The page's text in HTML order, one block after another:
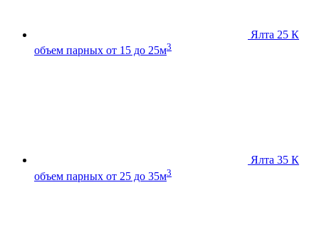
Ялта 25 К
объем парных от 15 до 25м3
Ялта 35 К
объем парных от 25 до 35м3